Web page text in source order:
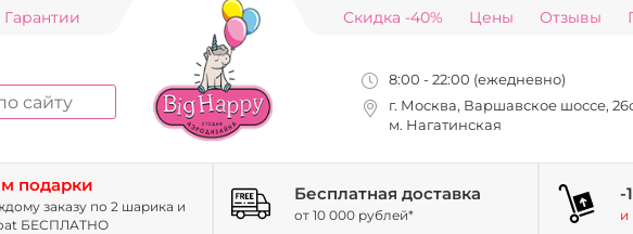
Гарантии Скидка -40% Цены Отзывы
8:00 - 22:00 (ежедневно)
г. Москва, Варшавское шоссе,
м. Нагатинская
подарки
заказу по 2 шарика и
БЕСПЛАТНО
Бесплатная доставка
от 10 000 рублей*
-
и